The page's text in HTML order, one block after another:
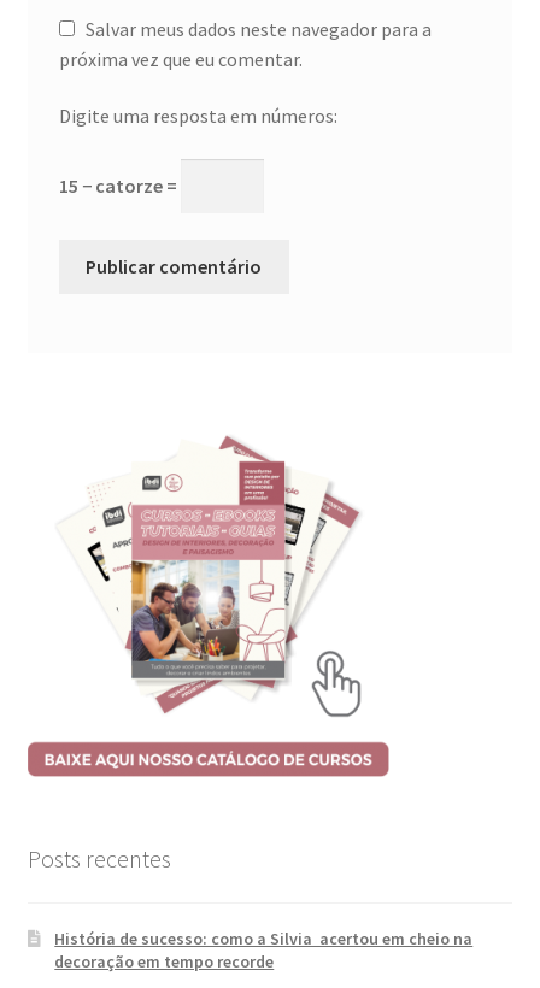
Salvar meus dados neste navegador para a
próxima vez que eu comentar.
Digite uma resposta em números:
15 − catorze =
Posts recentes
História de sucesso: como a Silvia acertou em cheio na
decoração em tempo recorde